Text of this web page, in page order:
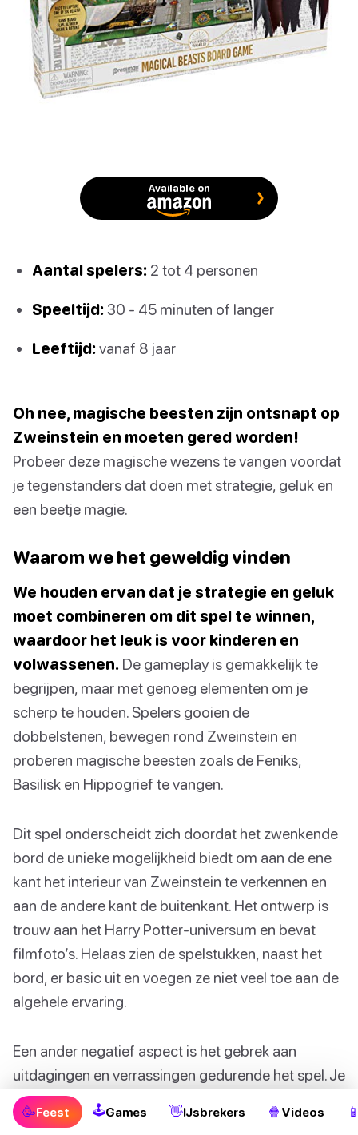
Available on
Aantal spelers: 2 tot 4 personen
Speeltijd: 30 - 45 minuten of langer
Leeftijd: vanaf 8 jaar
Oh nee, magische beesten zijn ontsnapt op
Zweinstein en moeten gered worden!
Probeer deze magische wezens te vangen voordat
je tegenstanders dat doen met strategie, geluk en
een beetje magie.
Waarom we het geweldig vinden
We houden ervan dat je strategie en geluk
moet combineren om dit spel te winnen,
waardoor het leuk is voor kinderen en
volwassenen. De gameplay is gemakkelijk te
begrijpen, maar met genoeg elementen om je
scherp te houden. Spelers gooien de
dobbelstenen, bewegen rond Zweinstein en
proberen magische beesten zoals de Feniks,
Basilisk en Hippogrief te vangen.
Dit spel onderscheidt zich doordat het zwenkende
bord de unieke mogelijkheid biedt om aan de ene
kant het interieur van Zweinstein te verkennen en
aan de andere kant de buitenkant. Het ontwerp is
trouw aan het Harry Potter-universum en bevat
filmfoto’s. Helaas zien de spelstukken, naast het
bord, er basic uit en voegen ze niet veel toe aan de
algehele ervaring.
Een ander negatief aspect is het gebrek aan
uitdagingen en verrassingen gedurende het spel. Je
gooit een dobbelsteen, verzamelt kaarten totdat je
een magisch beest vangt, en herhaalt. Daarom
🥳Feest 🕹Games 👋IJsbrekers 🍿 Videos